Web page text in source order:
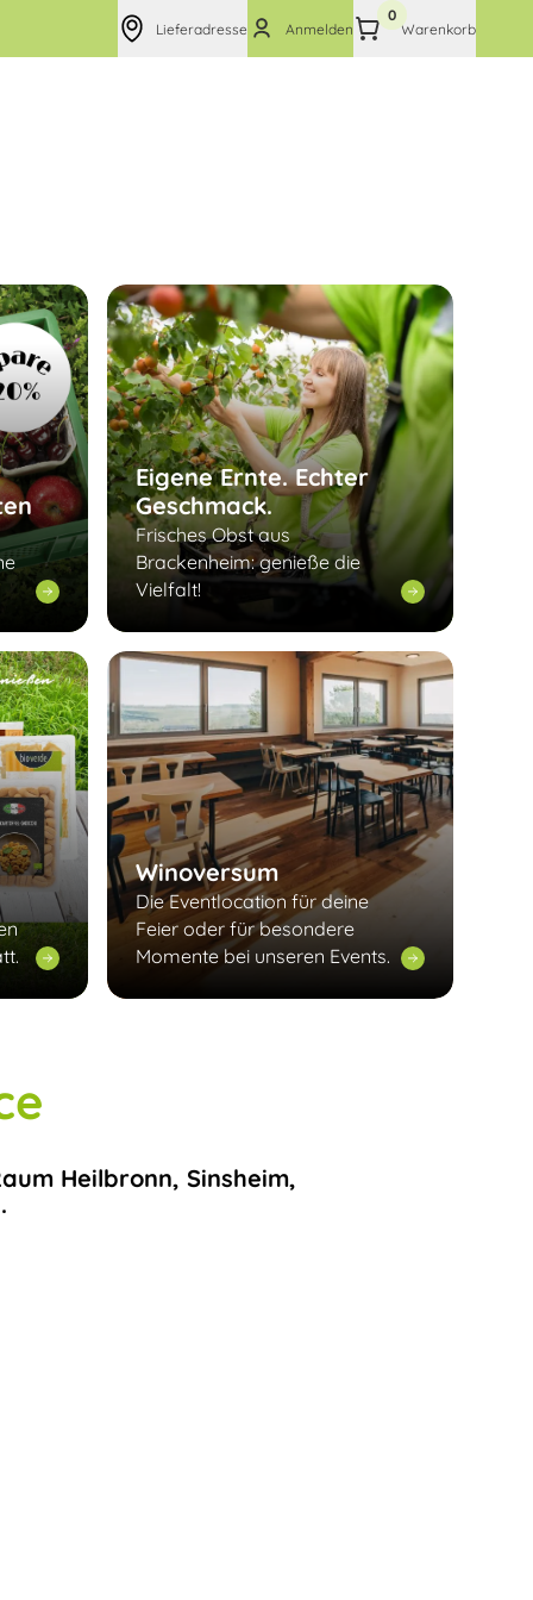
Lieferadresse Anmelden
0
Warenkorb
Eigene Ernte. Echter
Geschmack.
Frisches Obst aus
Brackenheim: genieße die
Vielfalt!
Winoversum
Die Eventlocation für deine
Feier oder für besondere
Momente bei unseren Events.
Heilbronn, Sinsheim,